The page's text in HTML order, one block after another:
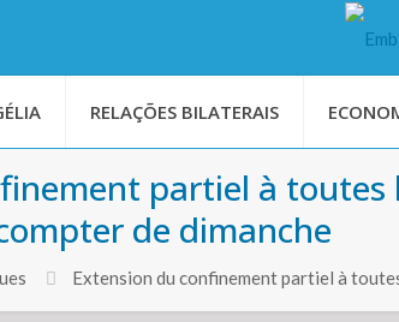
RELAÇÕES BILATERAIS
partiel à
de dimanche
Extension du confinement partiel à